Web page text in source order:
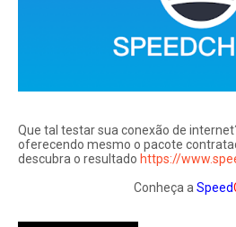
Que tal testar sua conexão de
oferecendo mesmo o pacote
descubra o resultado https://
Conheça a Speed